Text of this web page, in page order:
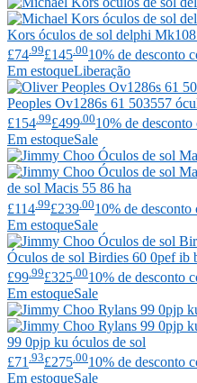
Kors óculos de sol delphi
£74 .99£145 .0010% de desconto
Em estoqueLiberação
Peoples Ov1286s 61 503557
£154 .99£499 .0010% de
Em estoqueSale
de sol Macis 55 86 ha
£114 .99£239 .0010% de
Em estoqueSale
Óculos de sol Birdies 60 0pef ib
£99 .99£325 .0010% de desconto
Em estoqueSale
99 0pjp ku óculos de sol
£71 .93£275 .0010% de desconto
Em estoqueSale